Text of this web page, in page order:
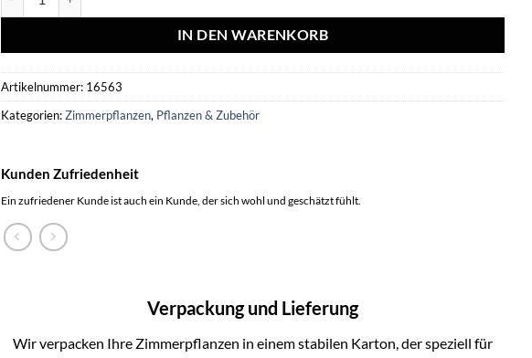
IN DEN WARENKORB
Artikelnummer: 16563
Kategorien:Zimmerpflanzen, Pflanzen & Zubehör
Kunden Zufriedenheit
Ein zufriedener Kunde ist auch ein Kunde, der sich wohl und geschätzt fühlt.
Verpackung und Lieferung
Wir verpacken Ihre Zimmerpflanzen in einem stabilen Karton, der speziell für